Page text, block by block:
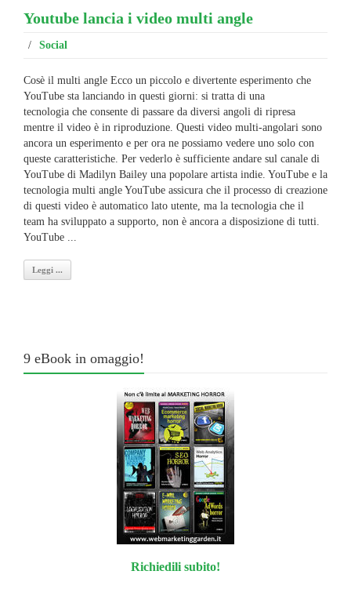
Youtube lancia i video multi angle
/ Social
Cosè il multi angle Ecco un piccolo e divertente esperimento che
YouTube sta lanciando in questi giorni: si tratta di una
tecnologia che consente di passare da diversi angoli di ripresa
mentre il video è in riproduzione. Questi video multi-angolari sono
ancora un esperimento e per ora ne possiamo vedere uno solo con
queste caratteristiche. Per vederlo è sufficiente andare sul canale di
YouTube di Madilyn Bailey una popolare artista indie. YouTube e la
tecnologia multi angle YouTube assicura che il processo di creazione
di questi video è automatico lato utente, ma la tecnologia che il
team ha sviluppato a supporto, non è ancora a disposizione di tutti.
YouTube ...
Leggi ...
9 eBook in omaggio!
Richiedili subito!